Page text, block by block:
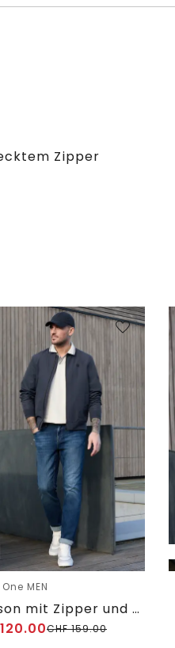
Zipper
MEN
Blouson mit Zipper und Taschen
120.00CHF159.00